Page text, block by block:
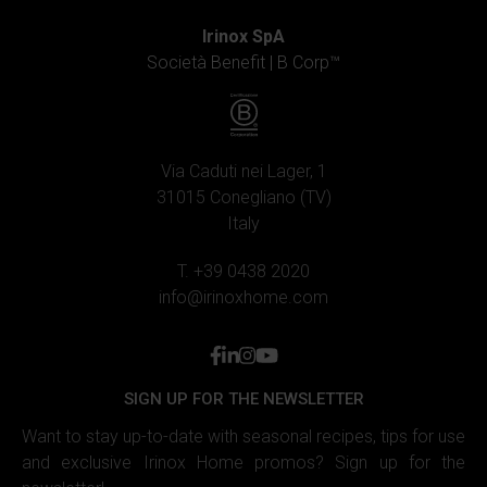
Irinox SpA
Società Benefit | B Corp™
Via Caduti nei Lager, 1
31015 Conegliano (TV)
Italy
T. +39 0438 2020
info@irinoxhome.com
facebook
linkedin
instagram
youtube
SIGN UP FOR THE NEWSLETTER
Want to stay up-to-date with seasonal recipes, tips for use
and exclusive Irinox Home promos? Sign up for the